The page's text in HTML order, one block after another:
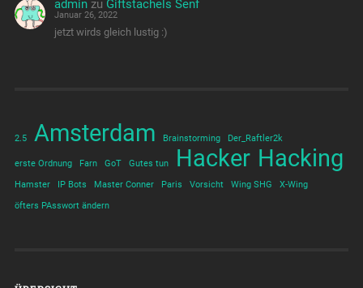
admin zu Giftstachels Senf
Januar 26, 2022
jetzt wirds gleich lustig :)
2.5 Amsterdam Brainstorming Der_Raftler2k
erste Ordnung Farn GoT Gutes tun Hacker Hacking
Hamster IP Bots Master Conner Paris Vorsicht Wing SHG
X-Wing
öfters PAsswort ändern